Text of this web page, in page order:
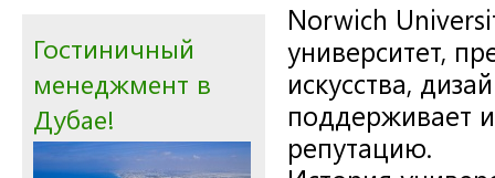
Гостиничный
менеджмент в
Дубае!
Norwich
университет,
искусства,
поддерживает
репутацию.